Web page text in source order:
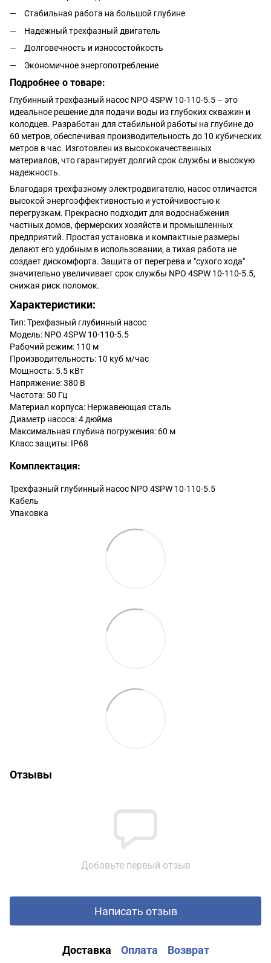
Стабильная работа на большой глубине
Надежный трехфазный двигатель
Долговечность и износостойкость
Экономичное энергопотребление
Подробнее о товаре:
Глубинный трехфазный насос NPO 4SPW 10-110-5.5 – это
идеальное решение для подачи воды из глубоких скважин и
колодцев. Разработан для стабильной работы на глубине до
60 метров, обеспечивая производительность до 10 кубических
метров в час. Изготовлен из высококачественных
материалов, что гарантирует долгий срок службы и высокую
надежность.
Благодаря трехфазному электродвигателю, насос отличается
высокой энергоэффективностью и устойчивостью к
перегрузкам. Прекрасно подходит для водоснабжения
частных домов, фермерских хозяйств и промышленных
предприятий. Простая установка и компактные размеры
делают его удобным в использовании, а тихая работа не
создает дискомфорта. Защита от перегрева и "сухого хода"
значительно увеличивает срок службы NPO 4SPW 10-110-5.5,
снижая риск поломок.
Характеристики:
Тип: Трехфазный глубинный насос
Модель: NPO 4SPW 10-110-5.5
Рабочий режим: 110 м
Производительность: 10 куб м/час
Мощность: 5.5 кВт
Напряжение: 380 В
Частота: 50 Гц
Материал корпуса: Нержавеющая сталь
Диаметр насоса: 4 дюйма
Максимальная глубина погружения: 60 м
Класс защиты: IP68
Комплектация:
Трехфазный глубинный насос NPO 4SPW 10-110-5.5
Кабель
Упаковка
Отзывы
Добавьте первый отзыв
Написать отзыв
Доставка Оплата Возврат